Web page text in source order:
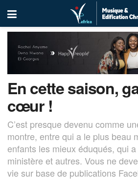
En cette saison,
cœur !
C’est presque devenu comme
montre, entre qui a le plus beau
enfants les mieux éduqués, qui
ministère et autres. Vous ne
vie sur base de publications